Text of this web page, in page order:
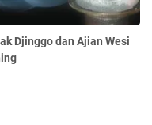
Djinggo dan Ajian Wesi